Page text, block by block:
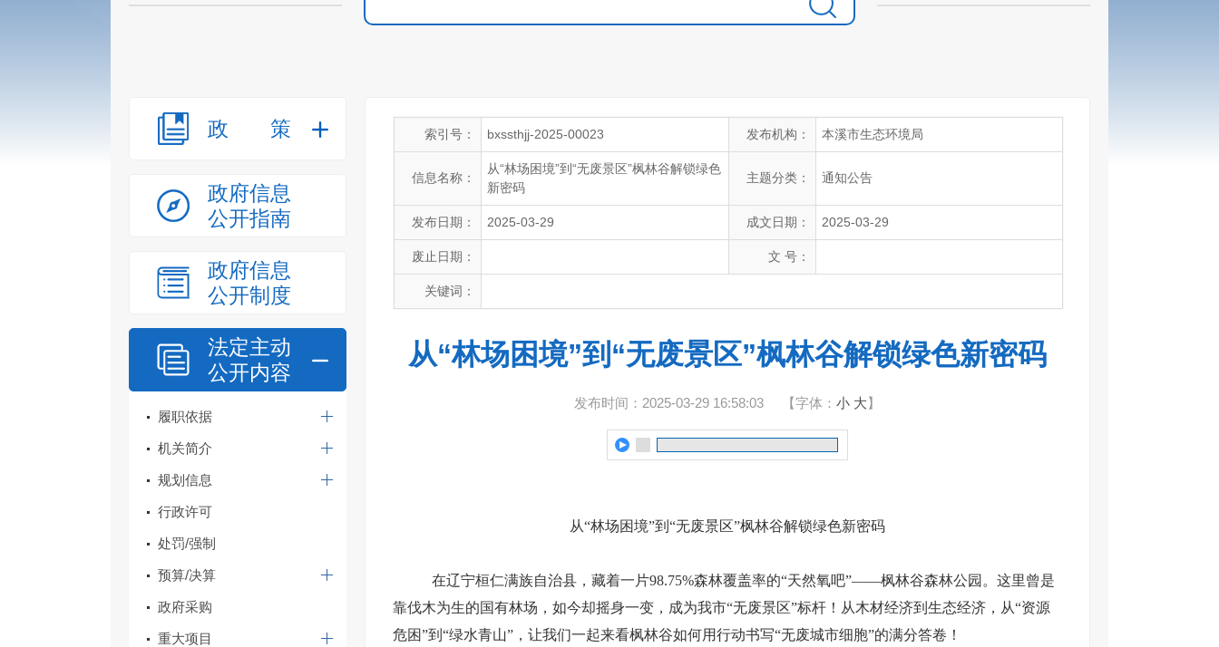
政策
政府信息
公开指南
政府信息
公开制度
法定主动
公开内容
履职依据
机关简介
规划信息
行政许可
处罚/强制
预算/决算
政府采购
重大项目
索引号： bxssthjj-2025-00023 发布机构： 本溪市生态环境局
信息名称：
从“林场困境”到“无废景区”枫林谷解锁绿色
新密码
主题分类： 通知公告
发布日期： 2025-03-29 成文日期： 2025-03-29
废止日期： 文 号：
关键词：
从“林场困境”到“无废景区”枫林谷解锁绿色新密码
发布时间：2025-03-29 16:58:03 【字体： 小 大】
从“林场困境”到“无废景区”枫林谷解锁绿色新密码
在辽宁桓仁满族自治县，藏着一片98.75%森林覆盖率的“天然氧吧”——枫林谷森林公园。这里曾是
靠伐木为生的国有林场，如今却摇身一变，成为我市“无废景区”标杆！从木材经济到生态经济，从“资源
危困”到“绿水青山”，让我们一起来看枫林谷如何用行动书写“无废城市细胞”的满分答卷！